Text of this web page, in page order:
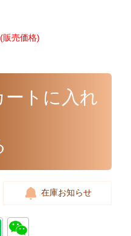
(販売価格)
ートに入れ
在庫お知らせ